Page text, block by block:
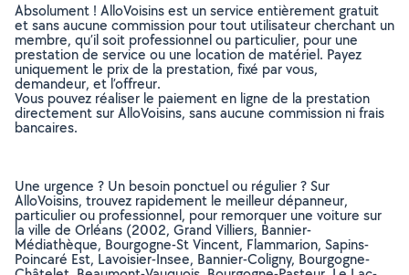
Absolument ! AlloVoisins est un service entièrement gratuit
et sans aucune commission pour tout utilisateur cherchant un
membre, qu’il soit professionnel ou particulier, pour une
prestation de service ou une location de matériel. Payez
uniquement le prix de la prestation, fixé par vous,
demandeur, et l’offreur.
Vous pouvez réaliser le paiement en ligne de la prestation
directement sur AlloVoisins, sans aucune commission ni frais
bancaires.
Une urgence ? Un besoin ponctuel ou régulier ? Sur
AlloVoisins, trouvez rapidement le meilleur dépanneur,
particulier ou professionnel, pour remorquer une voiture sur
la ville de Orléans (2002, Grand Villiers, Bannier-
Médiathèque, Bourgogne-St Vincent, Flammarion, Sapins-
Poincaré Est, Lavoisier-Insee, Bannier-Coligny, Bourgogne-